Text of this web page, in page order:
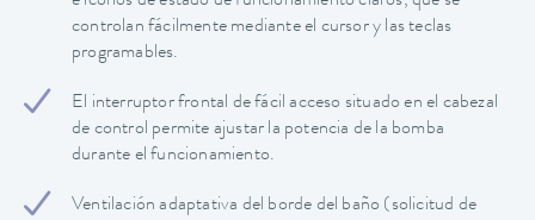
controlan fácilmente mediante el cursor y las teclas
programables.
El interruptor frontal de fácil acceso situado en el cabezal
de control permite ajustar la potencia de la bomba
durante el funcionamiento.
Ventilación adaptativa del borde del baño (solicitud de